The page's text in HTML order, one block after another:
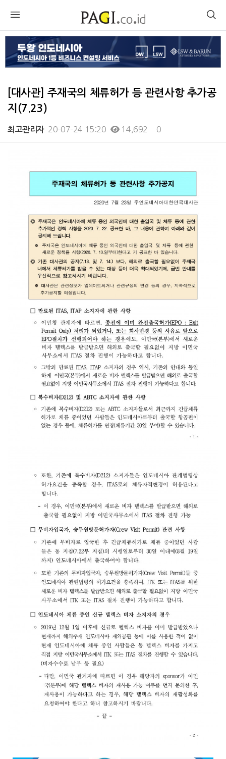
[대사관] 주재국의 체류허가 등 관련사항 추가공
지(7.23)
최고관리자 20-07-24 15:20 14,692 0